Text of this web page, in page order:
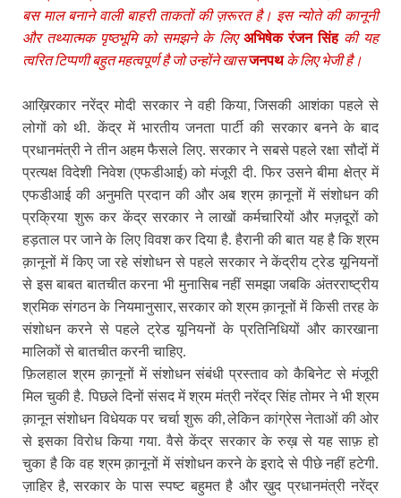
बस माल बनाने वाली बाहरी ताकतों की ज़रूरत है। इस न्‍योते की कानूनी
और तथ्‍यात्‍मक पृष्‍ठभूमि को समझने के लिएअभिषेक रंजन सिंहकी यह
त्‍वरित टिप्‍पणी बहुत महत्‍वपूर्ण है जो उन्‍होंने खासजनपथके लिए भेजी है।
आख़िरकार नरेंद्र मोदी सरकार ने वही किया,जिसकी आशंका पहले से
लोगों को थी. केंद्र में भारतीय जनता पार्टी की सरकार बनने के बाद
प्रधानमंत्री ने तीन अहम फैसले लिए. सरकार ने सबसे पहले रक्षा सौदों में
प्रत्यक्ष विदेशी निवेश (एफडीआई) को मंजूरी दी. फिर उसने बीमा क्षेत्र में
एफडीआई की अनुमति प्रदान की और अब श्रम क़ानूनों में संशोधन की
प्रक्रिया शुरू कर केंद्र सरकार ने लाखों कर्मचारियों और मज़दूरों को
हड़ताल पर जाने के लिए विवश कर दिया है. हैरानी की बात यह है कि श्रम
क़ानूनों में किए जा रहे संशोधन से पहले सरकार ने केंद्रीय ट्रेड यूनियनों
से इस बाबत बातचीत करना भी मुनासिब नहीं समझा जबकि अंतरराष्ट्रीय
श्रमिक संगठन के नियमानुसार,सरकार को श्रम क़ानूनों में किसी तरह के
संशोधन करने से पहले ट्रेड यूनियनों के प्रतिनिधियों और कारखाना
मालिकों से बातचीत करनी चाहिए.
फ़िलहाल श्रम क़ानूनों में संशोधन संबंधी प्रस्ताव को कैबिनेट से मंजूरी
मिल चुकी है. पिछले दिनों संसद में श्रम मंत्री नरेंद्र सिंह तोमर ने भी श्रम
क़ानून संशोधन विधेयक पर चर्चा शुरू की,लेकिन कांग्रेस नेताओं की ओर
से इसका विरोध किया गया. वैसे केंद्र सरकार के रुख़ से यह साफ़ हो
चुका है कि वह श्रम क़ानूनों में संशोधन करने के इरादे से पीछे नहीं हटेगी.
ज़ाहिर है,सरकार के पास स्पष्ट बहुमत है और ख़ुद प्रधानमंत्री नरेंद्र